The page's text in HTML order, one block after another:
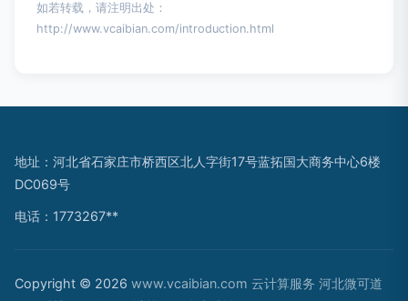
如若转载，请注明出处：
http://www.vcaibian.com/introduction.html
地址：河北省石家庄市桥西区北人字街17号蓝拓国大商务中心6楼
DC069号
电话：1773267**
Copyright © 2026 www.vcaibian.com 云计算服务 河北微可道